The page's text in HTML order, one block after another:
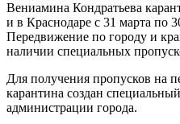
Вениамина Кондратьева
и в Краснодаре с 31 марта по
Передвижение по городу и
наличии специальных
Для получения пропусков на
карантина создан
администрации города.